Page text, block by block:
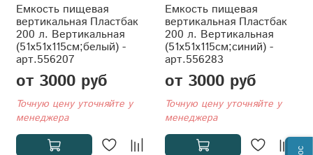
Емкость пищевая
вертикальная Пластбак
200 л. Вертикальная
(51x51x115см;белый) -
арт.556207
от 3000 руб
Точную цену уточняйте у
менеджера
Емкость пищевая
вертикальная Пластбак
200 л. Вертикальная
(51x51x115см;синий) -
арт.556283
от 3000 руб
Точную цену уточняйте у
менеджера